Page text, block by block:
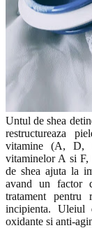
Untul de shea
restructureaza
vitamine (A, D,
vitaminelor A si F,
de shea ajuta la
avand un factor
tratament
incipienta. Uleiul
oxidante si anti-